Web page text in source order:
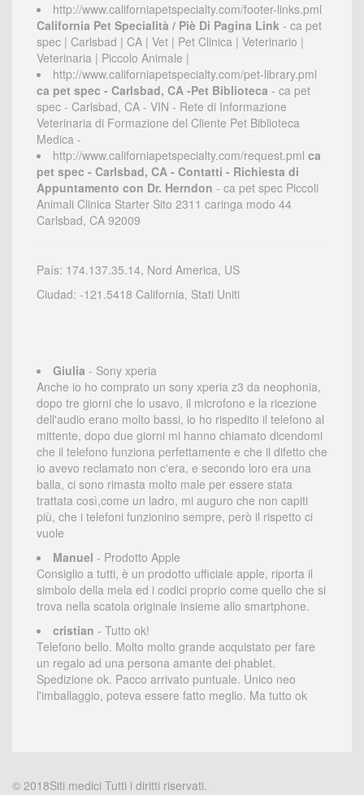
http://www.californiapetspecialty.com/footer-links.pml
California Pet Specialità / Piè Di Pagina Link - ca pet
spec | Carlsbad | CA | Vet | Pet Clinica | Veterinario |
Veterinaria | Piccolo Animale |
http://www.californiapetspecialty.com/pet-library.pml
ca pet spec - Carlsbad, CA -Pet Biblioteca - ca pet
spec - Carlsbad, CA - VIN - Rete di Informazione
Veterinaria di Formazione del Cliente Pet Biblioteca
Medica -
http://www.californiapetspecialty.com/request.pml ca
pet spec - Carlsbad, CA - Contatti - Richiesta di
Appuntamento con Dr. Herndon - ca pet spec Piccoli
Animali Clinica Starter Sito 2311 caringa modo 44
Carlsbad, CA 92009
País: 174.137.35.14, Nord America, US
Ciudad: -121.5418 California, Stati Uniti
Giulia - Sony xperia
Anche io ho comprato un sony xperia z3 da neophonia,
dopo tre giorni che lo usavo, il microfono e la ricezione
dell'audio erano molto bassi, io ho rispedito il telefono al
mittente, dopo due giorni mi hanno chiamato dicendomi
che il telefono funziona perfettamente e che il difetto che
io avevo reclamato non c'era, e secondo loro era una
balla, ci sono rimasta molto male per essere stata
trattata così,come un ladro, mi auguro che non capiti
più, che i telefoni funzionino sempre, però il rispetto ci
vuole
Manuel - Prodotto Apple
Consiglio a tutti, è un prodotto ufficiale apple, riporta il
simbolo della mela ed i codici proprio come quello che si
trova nella scatola originale insieme allo smartphone.
cristian - Tutto ok!
Telefono bello. Molto molto grande acquistato per fare
un regalo ad una persona amante dei phablet.
Spedizione ok. Pacco arrivato puntuale. Unico neo
l'imballaggio, poteva essere fatto meglio. Ma tutto ok
© 2018Siti medici Tutti i diritti riservati.